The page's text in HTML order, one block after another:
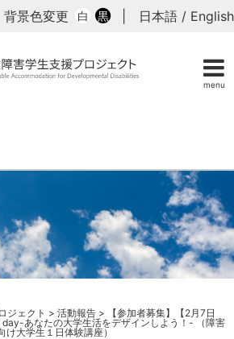
menu
背景色変更 白 黒 日本語 / English
ジェクト > 活動報告 >
【参加者募集】【2月7日
day-あなたの大学生活をデザインしよう！- （障害
大学生１日体験講座）